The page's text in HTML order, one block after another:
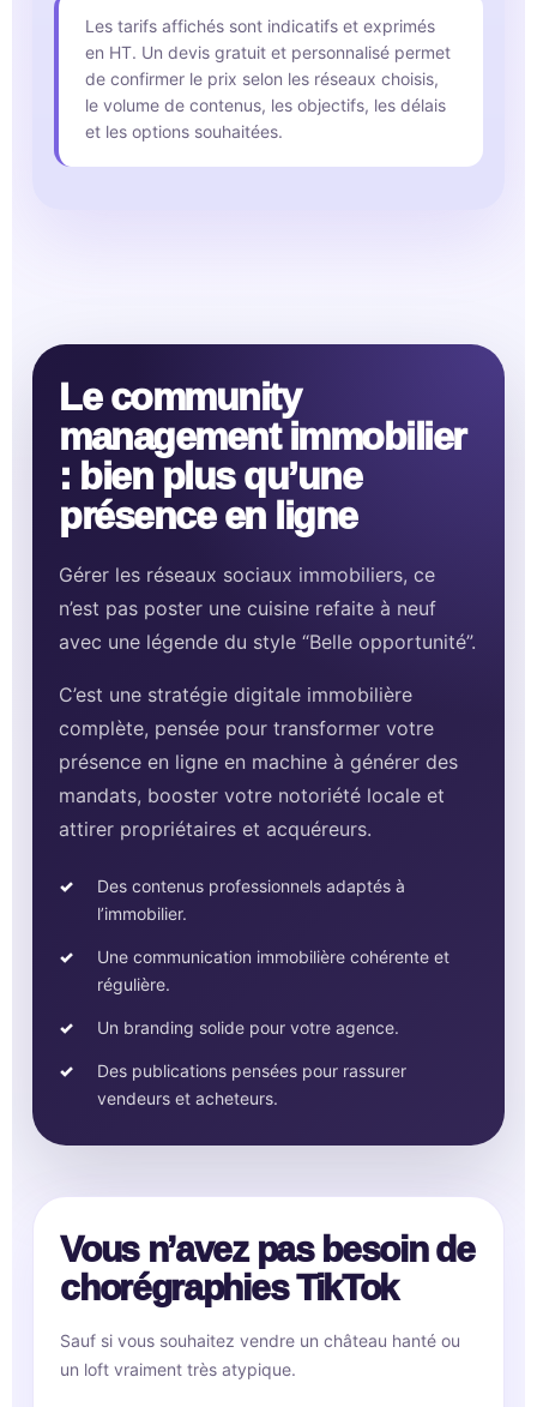
Les tarifs affichés sont indicatifs et exprimés
en HT. Un devis gratuit et personnalisé permet
de confirmer le prix selon les réseaux choisis,
le volume de contenus, les objectifs, les délais
et les options souhaitées.
Le community
management immobilier
: bien plus qu’une
présence en ligne
Gérer les réseaux sociaux immobiliers, ce
n’est pas poster une cuisine refaite à neuf
avec une légende du style “Belle opportunité”.
C’est une stratégie digitale immobilière
complète, pensée pour transformer votre
présence en ligne en machine à générer des
mandats, booster votre notoriété locale et
attirer propriétaires et acquéreurs.
Des contenus professionnels adaptés à
l’immobilier.
Une communication immobilière cohérente et
régulière.
Un branding solide pour votre agence.
Des publications pensées pour rassurer
vendeurs et acheteurs.
Vous n’avez pas besoin de
chorégraphies TikTok
Sauf si vous souhaitez vendre un château hanté ou
un loft vraiment très atypique.